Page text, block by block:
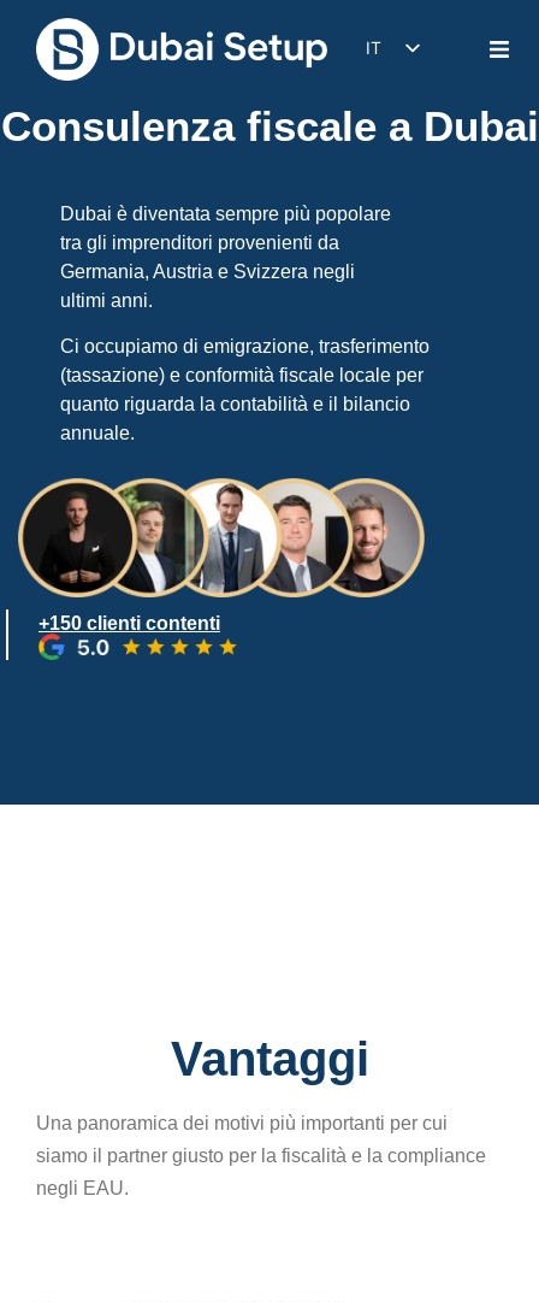
IT
EN
ES
Consulenza fiscale a Dubai
Dubai è diventata sempre più popolare
tra gli imprenditori provenienti da
Germania, Austria e Svizzera negli
ultimi anni.
Ci occupiamo di emigrazione, trasferimento
(tassazione) e conformità fiscale locale per
quanto riguarda la contabilità e il bilancio
annuale.
+150 clienti contenti
Vantaggi
Una panoramica dei motivi più importanti per cui
siamo il partner giusto per la fiscalità e la compliance
negli EAU.